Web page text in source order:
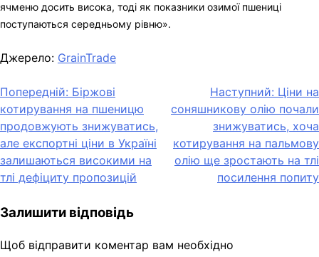
ячменю досить висока, тоді як показники озимої пшениці
поступаються середньому рівню».
Джерело: GrainTrade
Навігація
записів
Попередній: Біржові
котирування на пшеницю
продовжують знижуватись,
але експортні ціни в Україні
залишаються високими на
тлі дефіциту пропозицій
Наступний: Ціни на
соняшникову олію почали
знижуватись, хоча
котирування на пальмову
олію ще зростають на тлі
посилення попиту
Залишити відповідь
Щоб відправити коментар вам необхідно